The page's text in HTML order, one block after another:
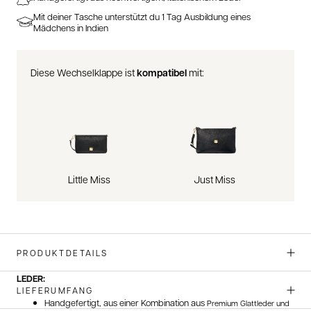
Mit deiner Tasche unterstützt du 1 Tag Ausbildung eines
Mädchens in Indien
Diese Wechselklappe istkompatibelmit:
Little Miss Just Miss
PRODUKTDETAILS
LEDER:
Handgefertigt, aus einer Kombination aus Premium Glattleder und
LIEFERUMFANG